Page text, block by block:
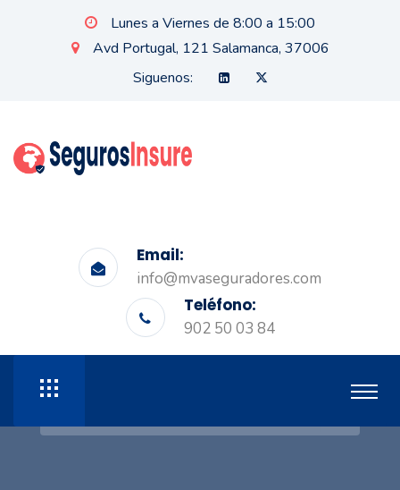
Lunes a Viernes de 8:00 a 15:00
Avd Portugal, 121 Salamanca, 37006
Siguenos:
Email:
info@mvaseguradores.com
Teléfono:
902 50 03 84